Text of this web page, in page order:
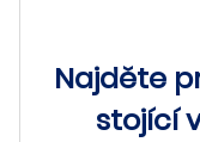
Najděte
stojící